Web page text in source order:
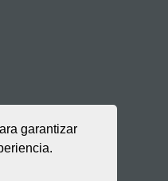
garantizar